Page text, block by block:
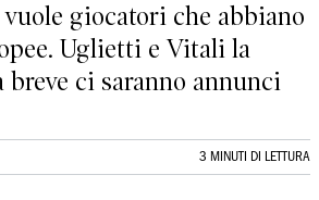
giocatori che abbiano
Uglietti e Vitali la
breve ci saranno annunci
3 MINUTI DI LETTURA